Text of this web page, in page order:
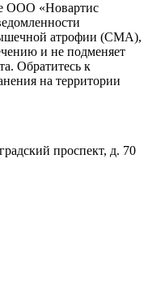
ООО «Новартис
атрофии (СМА),
и не подменяет
Обратитесь к
на территории
проспект, д. 70